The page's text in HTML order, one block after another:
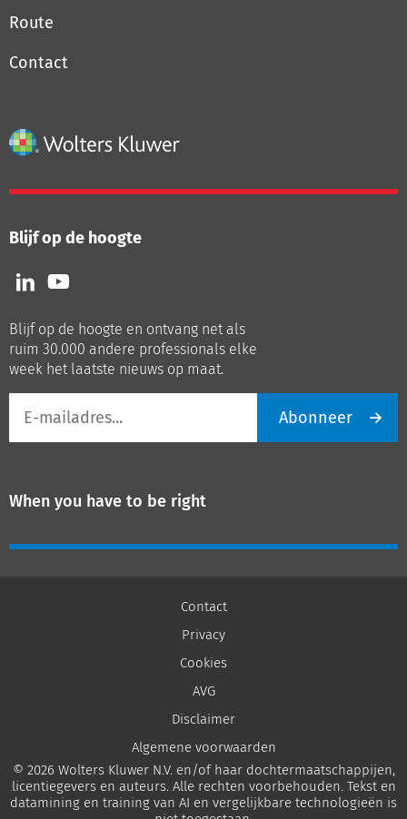
Route
Contact
Blijf op de hoogte
Volg
ons
LinkedIn
Volg
ons
Youtube
Blijf op de hoogte en ontvang net als
ruim 30.000 andere professionals elke
week het laatste nieuws op maat.
mailadres
Abonneer
When you have to be right
Contact
Privacy
Cookies
AVG
Disclaimer
Algemene voorwaarden
© 2026 Wolters Kluwer N.V. en/of haar dochtermaatschappijen,
licentiegevers en auteurs. Alle rechten voorbehouden. Tekst en
datamining en training van AI en vergelijkbare technologieën is